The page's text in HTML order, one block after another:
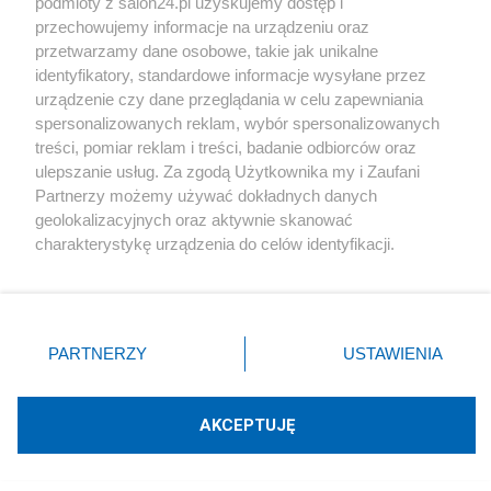
SEJM I SENAT WIDEO SALON24
PREZYDENT PIENIĄDZE
PiS
PiS odkrywa karty. Demografia, mieszkania, ETS,
deportacje Ukraińców i rozliczenia
Prezydent
Rok z Nawrockim. Głośne weta, sojusz z USA i
przechowujemy informacje na urządzeniu oraz
przetwarzamy dane osobowe, takie jak unikalne
identyfikatory, standardowe informacje wysyłane przez
urządzenie czy dane przeglądania w celu zapewniania
spersonalizowanych reklam, wybór spersonalizowanych
treści, pomiar reklam i treści, badanie odbiorców oraz
ulepszanie usług. Za zgodą Użytkownika my i Zaufani
Partnerzy możemy używać dokładnych danych
geolokalizacyjnych oraz aktywnie skanować
charakterystykę urządzenia do celów identyfikacji.
zmienić/wycofać klikając przycisk ustawień prywatności
znajdujący się w lewym dolnym rogu strony
rodzaje przetwarzania danych nie wymagają zgody
użytkownika, ale masz prawo sprzeciwić się takiemu
PARTNERZY USTAWIENIA
AKCEPTUJĘ